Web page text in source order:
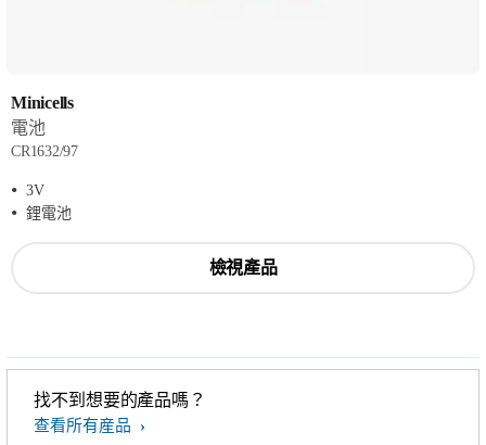
Minicells
電池
CR1632/97
3V
鋰電池
檢視產品
找不到想要的產品嗎？
查看所有産品